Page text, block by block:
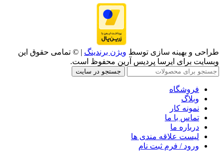
طراحی و بهینه سازی توسط ویژن برندینگ | © تمامی حقوق این
وبسایت برای ایرسا پردیس آرین محفوظ است.
جستجو در سایت
فروشگاه
وبلاگ
نمونه کار
تماس با ما
درباره ما
لیست علاقه مندی ها
ورود / فرم ثبت نام